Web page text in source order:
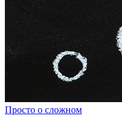
Просто о сложном